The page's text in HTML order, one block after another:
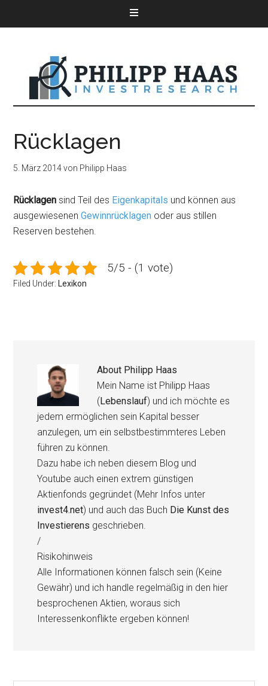
Rücklagen
5. März 2014von Philipp Haas
Rücklagen sind Teil des Eigenkapitals und können aus
ausgewiesenenGewinnrücklagen oder aus stillen
Reserven bestehen.
5/5 - (1 vote)
Filed Under: Lexikon
About Philipp Haas
Mein Name ist Philipp Haas
(Lebenslauf) und ich möchte es
jedem ermöglichen sein Kapital besser
anzulegen, um ein selbstbestimmteres Leben
führen zu können.
Dazu habe ich neben diesem Blog und
Youtube auch einen extrem günstigen
Aktienfonds gegründet (Mehr Infos unter
invest4.net) und auch das Buch Die Kunst des
Investierens geschrieben.
/
Risikohinweis
Alle Informationen können falsch sein (Keine
Gewähr) und ich handle regelmäßig in den hier
besprochenen Aktien, woraus sich
Interessenkonflikte ergeben können!